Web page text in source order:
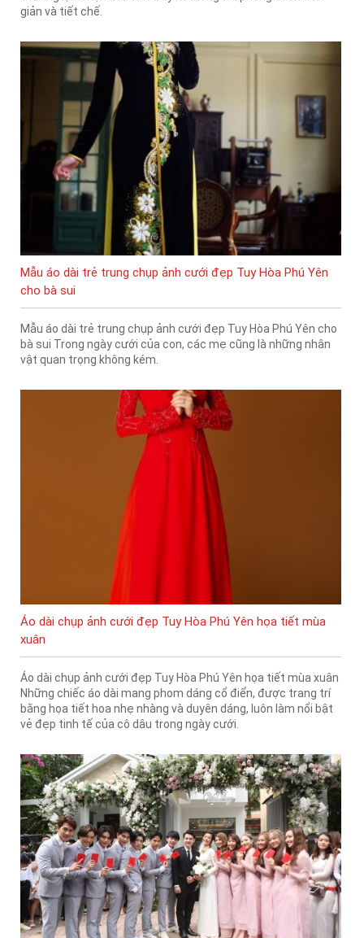
giản và tiết chế.
Mẫu áo dài trẻ trung chụp ảnh cưới đẹp Tuy Hòa Phú Yên
cho bà sui
Mẫu áo dài trẻ trung chụp ảnh cưới đẹp Tuy Hòa Phú Yên cho
bà sui Trong ngày cưới của con, các mẹ cũng là những nhân
vật quan trọng không kém.
Áo dài chụp ảnh cưới đẹp Tuy Hòa Phú Yên họa tiết mùa
xuân
Áo dài chụp ảnh cưới đẹp Tuy Hòa Phú Yên họa tiết mùa xuân
Những chiếc áo dài mang phom dáng cổ điển, được trang trí
bằng họa tiết hoa nhẹ nhàng và duyên dáng, luôn làm nổi bật
vẻ đẹp tinh tế của cô dâu trong ngày cưới.